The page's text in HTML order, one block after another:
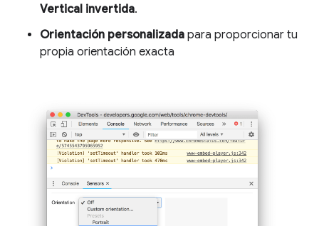
Vertical invertida.
Orientación personalizada para proporcionar tu
propia orientación exacta